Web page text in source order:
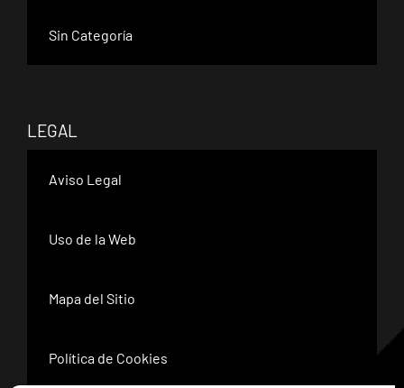
Sin Categoría
LEGAL
Aviso Legal
Uso de la Web
Mapa del Sitio
Política de Cookies